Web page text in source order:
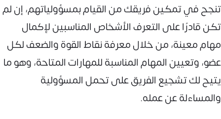
تنجح في تمكين فريقك من القيام بمسؤولياتهم، إن لم
تكن قادرًا على التعرف الأشخاص المناسبين لإكمال
مهام معينة، من خلال معرفة نقاط القوة والضعف لكل
عضو، وتعيين المهام المناسبة للمهارات المتاحة، وهو ما
يتيح لك تشجيع الفريق على تحمل المسؤولية
والمساءلة عن عمله.